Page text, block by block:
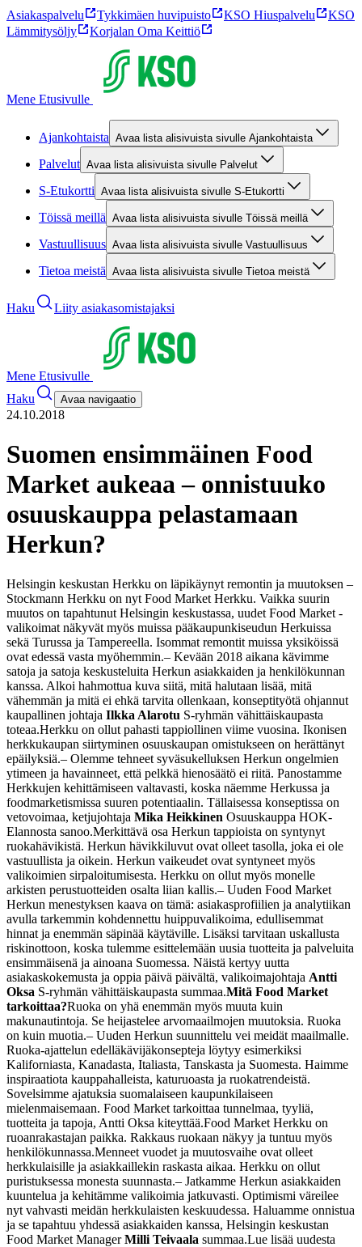
Asiakaspalvelu Tykkimäen huvipuisto KSO Hiuspalvelu
KSO
Lämmitysöljy
Korjalan Oma Keittiö
Mene Etusivulle
Ajankohtaista Avaa lista alisivuista sivulle Ajankohtaista
Palvelut Avaa lista alisivuista sivulle Palvelut
S-Etukortti Avaa lista alisivuista sivulle S-Etukortti
Töissä meillä Avaa lista alisivuista sivulle Töissä meillä
Vastuullisuus Avaa lista alisivuista sivulle Vastuullisuus
Tietoa meistä Avaa lista alisivuista sivulle Tietoa meistä
Haku Liity asiakasomistajaksi
Mene Etusivulle
Haku
Avaa navigaatio
24.10.2018
Suomen ensimmäinen Food
Market aukeaa – onnistuuko
osuuskauppa pelastamaan
Herkun?
Helsingin keskustan Herkku on läpikäynyt remontin ja muutoksen –
Stockmann Herkku on nyt Food Market Herkku. Vaikka suurin
muutos on tapahtunut Helsingin keskustassa, uudet Food Market -
valikoimat näkyvät myös muissa pääkaupunkiseudun Herkuissa
sekä Turussa ja Tampereella. Isommat remontit muissa yksiköissä
ovat edessä vasta myöhemmin.– Kevään 2018 aikana kävimme
satoja ja satoja keskusteluita Herkun asiakkaiden ja henkilökunnan
kanssa. Alkoi hahmottua kuva siitä, mitä halutaan lisää, mitä
vähemmän ja mitä ei ehkä tarvita ollenkaan, konseptityötä ohjannut
kaupallinen johtaja Ilkka Alarotu S-ryhmän vähittäiskaupasta
toteaa.Herkku on ollut pahasti tappiollinen viime vuosina. Ikonisen
herkkukaupan siirtyminen osuuskaupan omistukseen on herättänyt
epäilyksiä.– Olemme tehneet syväsukelluksen Herkun ongelmien
ytimeen ja havainneet, että pelkkä hienosäätö ei riitä. Panostamme
Herkkujen kehittämiseen valtavasti, koska näemme Herkussa ja
foodmarketismissa suuren potentiaalin. Tällaisessa konseptissa on
vetovoimaa, ketjujohtaja Mika Heikkinen Osuuskauppa HOK-
Elannosta sanoo.Merkittävä osa Herkun tappioista on syntynyt
ruokahävikistä. Herkun hävikkiluvut ovat olleet tasolla, joka ei ole
vastuullista ja oikein. Herkun vaikeudet ovat syntyneet myös
valikoimien sirpaloitumisesta. Herkku on ollut myös monelle
arkisten perustuotteiden osalta liian kallis.– Uuden Food Market
Herkun menestyksen kaava on tämä: asiakasprofiilien ja analytiikan
avulla tarkemmin kohdennettu huippuvalikoima, edullisemmat
hinnat ja enemmän säpinää käytäville. Lisäksi tarvitaan uskallusta
riskinottoon, koska tulemme esittelemään uusia tuotteita ja palveluita
ensimmäisenä ja ainoana Suomessa. Näistä kertyy uutta
asiakaskokemusta ja oppia päivä päivältä, valikoimajohtaja Antti
Oksa S-ryhmän vähittäiskaupasta summaa.Mitä Food Market
tarkoittaa?Ruoka on yhä enemmän myös muuta kuin
makunautintoja. Se heijastelee arvomaailmojen muutoksia. Ruoka
on kuin muotia.– Uuden Herkun suunnittelu vei meidät maailmalle.
Ruoka-ajattelun edelläkävijäkonsepteja löytyy esimerkiksi
Kaliforniasta, Kanadasta, Italiasta, Tanskasta ja Suomesta. Haimme
inspiraatiota kauppahalleista, katuruoasta ja ruokatrendeistä.
Sovelsimme ajatuksia suomalaiseen kaupunkilaiseen
mielenmaisemaan. Food Market tarkoittaa tunnelmaa, tyyliä,
tuotteita ja tapoja, Antti Oksa kiteyttää.Food Market Herkku on
ruoanrakastajan paikka. Rakkaus ruokaan näkyy ja tuntuu myös
henkilökunnassa.Menneet vuodet ja muutosvaihe ovat olleet
herkkulaisille ja asiakkaillekin raskasta aikaa. Herkku on ollut
puristuksessa monesta suunnasta.– Jatkamme Herkun asiakkaiden
kuuntelua ja kehitämme valikoimia jatkuvasti. Optimismi väreilee
nyt vahvasti meidän herkkulaisten keskuudessa. Haluamme onnistua
ja se tapahtuu yhdessä asiakkaiden kanssa, Helsingin keskustan
Food Market ManagerMilli Teivaala summaa.Lue lisää uudesta